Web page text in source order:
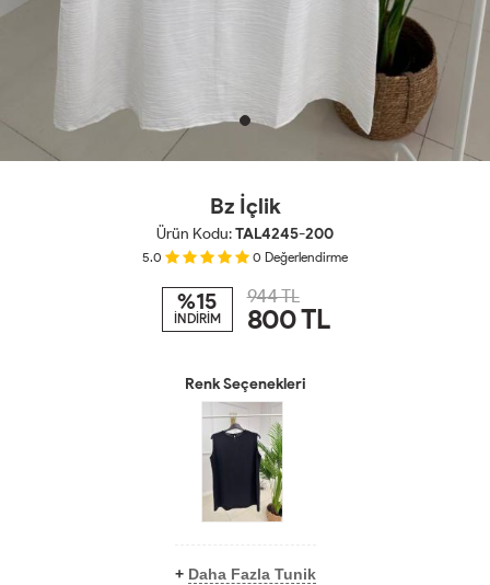
Bz İçlik
Ürün Kodu:TAL4245-200
5.0 0 Değerlendirme
%15
İNDİRİM
944 TL
800TL
Renk Seçenekleri
+ Daha Fazla Tunik